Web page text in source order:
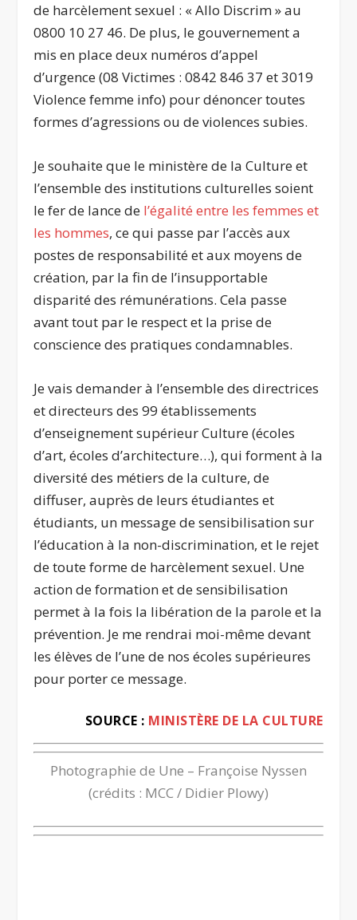
de harcèlement sexuel : « Allo Discrim » au
0800 10 27 46. De plus, le gouvernement a
mis en place deux numéros d’appel
d’urgence (08 Victimes : 0842 846 37 et 3019
Violence femme info) pour dénoncer toutes
formes d’agressions ou de violences subies.
Je souhaite que le ministère de la Culture et
l’ensemble des institutions culturelles soient
le fer de lance de l’égalité entre les femmes et
les hommes, ce qui passe par l’accès aux
postes de responsabilité et aux moyens de
création, par la fin de l’insupportable
disparité des rémunérations. Cela passe
avant tout par le respect et la prise de
conscience des pratiques condamnables.
Je vais demander à l’ensemble des directrices
et directeurs des 99 établissements
d’enseignement supérieur Culture (écoles
d’art, écoles d’architecture…), qui forment à la
diversité des métiers de la culture, de
diffuser, auprès de leurs étudiantes et
étudiants, un message de sensibilisation sur
l’éducation à la non-discrimination, et le rejet
de toute forme de harcèlement sexuel. Une
action de formation et de sensibilisation
permet à la fois la libération de la parole et la
prévention. Je me rendrai moi-même devant
les élèves de l’une de nos écoles supérieures
pour porter ce message.
SOURCE : MINISTÈRE DE LA CULTURE
Photographie de Une – Françoise Nyssen
(crédits : MCC / Didier Plowy)